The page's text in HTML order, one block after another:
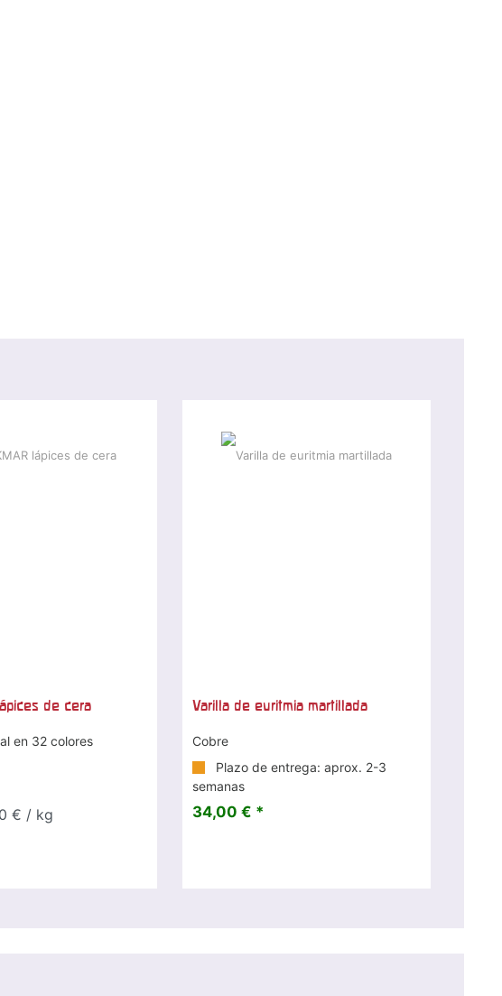
de cera
en 32 colores
€ / kg
Varilla de euritmia martillada
Cobre
Plazo de entrega: aprox. 2-3
semanas
34,00 € *